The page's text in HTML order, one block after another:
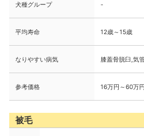
犬種グループ -
平均寿命 12歳～15歳
なりやすい病気 膝蓋骨脱臼,気
参考価格 16万円～60万円
被毛